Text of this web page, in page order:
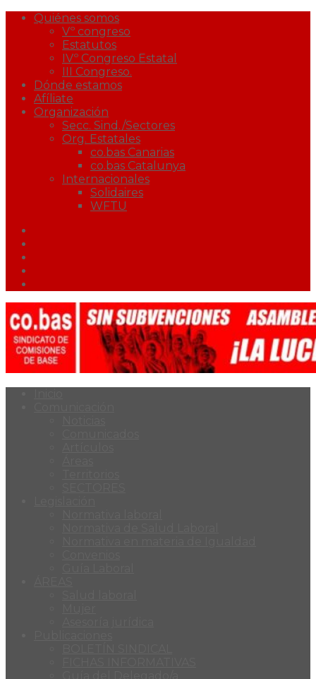
Quiénes somos
Vº congreso
Estatutos
IVº Congreso Estatal
III Congreso.
Dónde estamos
Afíliate
Organización
Secc. Sind./Sectores
Org. Estatales
co.bas Canarias
co.bas Catalunya
Internacionales
Solidaires
WFTU